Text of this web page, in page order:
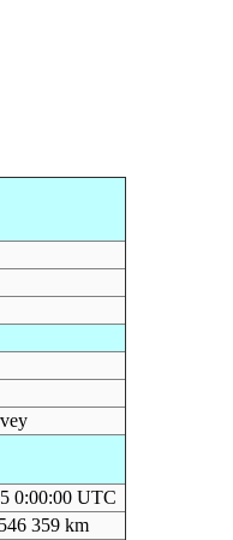
0:00:00 UTC
359 km